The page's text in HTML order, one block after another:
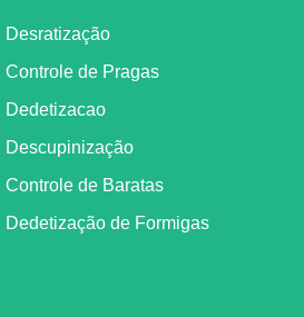
Desratização
Controle de Pragas
Dedetizacao
Descupinização
Controle de Baratas
Dedetização de Formigas